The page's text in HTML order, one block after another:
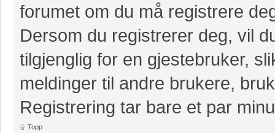
forumet om du må registrere
Dersom du registrerer deg, vil
tilgjenglig for en gjestebruker,
meldinger til andre brukere,
Registrering tar bare et par
Topp